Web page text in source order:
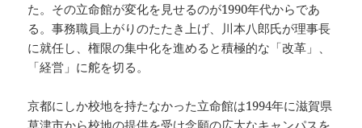
た。その立命館が変化を見せるのが1990年代からであ
る。事務職員上がりのたたき上げ、川本八郎氏が理事長
に就任し、権限の集中化を進めると積極的な「改革」、
「経営」に舵を切る。
京都にしか校地を持たなかった立命館は1994年に滋賀県